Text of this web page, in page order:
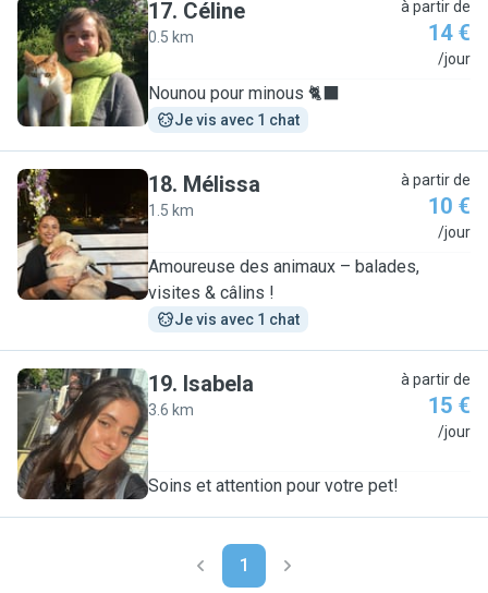
C
17. Céline
0.5 km
à partir de
14 €
/jour
Nounou pour minous 🐈‍⬛
Je vis avec 1 chat
M
18. Mélissa
1.5 km
à partir de
10 €
/jour
Amoureuse des animaux – balades,
visites & câlins !
Je vis avec 1 chat
I
19. Isabela
3.6 km
à partir de
15 €
/jour
Soins et attention pour votre pet!
1